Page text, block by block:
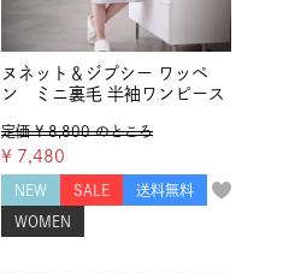
ヌネット＆ジプシー ワッペ
ン ミニ裏毛 半袖ワンピース
定価 ¥ 8,800 のところ
¥ 7,480
NEW SALE 送料無料
WOMEN